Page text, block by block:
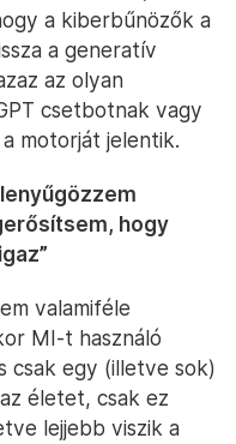
a kiberbűnözők a
a generatív
az olyan
csetbotnak vagy
motorját jelentik.
hogy
valamiféle
MI-t használó
csak egy (illetve sok)
életet, csak ez
lejjebb viszik a